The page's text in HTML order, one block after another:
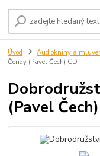
Úvod Audioknihy a
Čendy (Pavel Čech) CD
(Pavel